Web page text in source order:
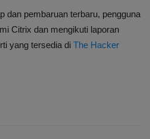
dan pembaruan terbaru, pengguna
Citrix dan mengikuti laporan
yang tersedia di The Hacker